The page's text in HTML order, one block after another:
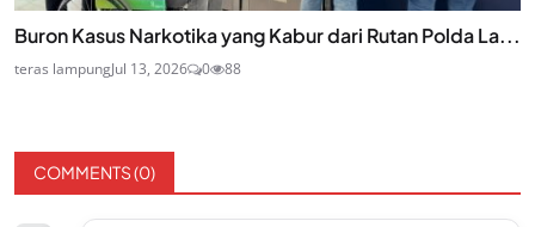
Buron Kasus Narkotika yang Kabur dari Rutan Polda La...
teras lampungJul 13, 2026 0 88
COMMENTS (0)